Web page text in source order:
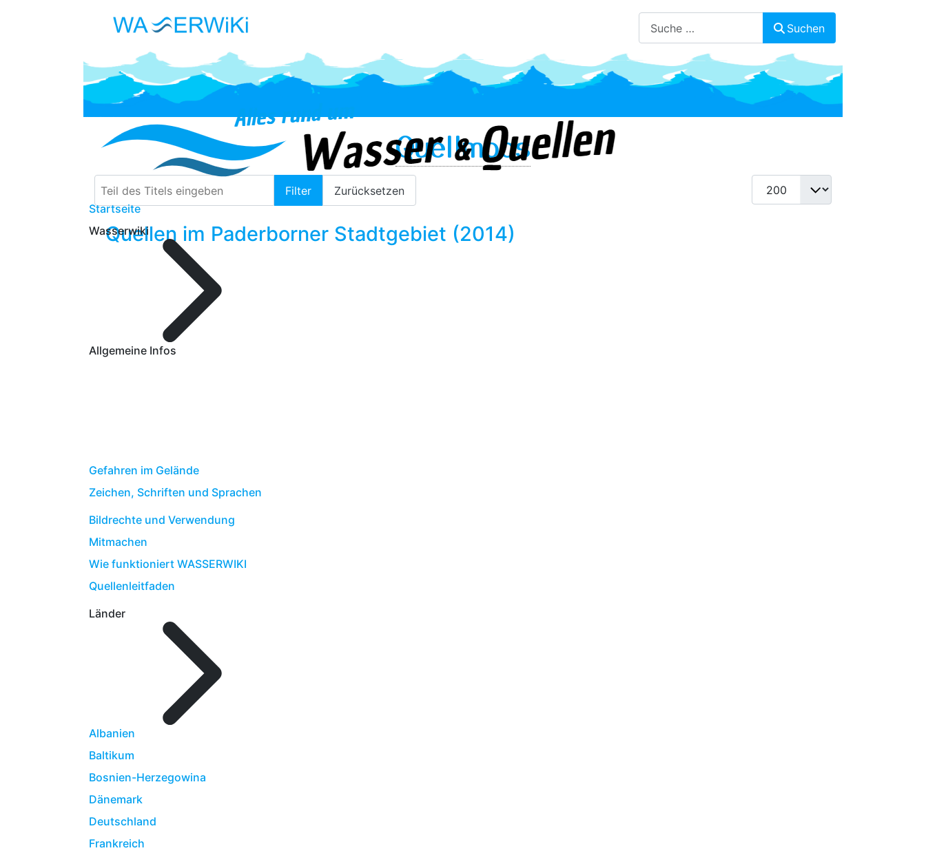
Suchen
Startseite
Wasserwiki
Allgemeine Infos
Gefahren im Gelände
Zeichen, Schriften und Sprachen
Bildrechte und Verwendung
Mitmachen
Wie funktioniert WASSERWIKI
Quellenleitfaden
Länder
Albanien
Baltikum
Bosnien-Herzegowina
Dänemark
Deutschland
Frankreich
Quellmoos
Filter Zurücksetzen
Anzeige #
Quellen im Paderborner Stadtgebiet (2014)